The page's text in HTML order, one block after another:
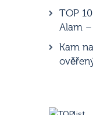
TOP
Alam
Kam